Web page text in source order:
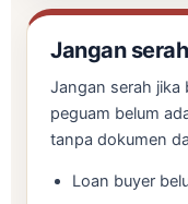
Jangan serah
Jangan serah jika
peguam belum
tanpa dokumen
Loan buyer